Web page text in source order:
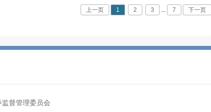
上一页 1 2 3 ... 7 下一页
督管理委员会